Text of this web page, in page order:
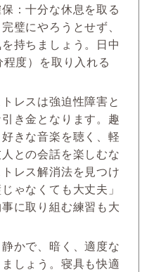
：十分な休息を取る
璧にやろうとせず、
持ちましょう。日中
度）を取り入れる
レスは強迫性障害と
き金となります。趣
きな音楽を聴く、軽
との会話を楽しむな
レス解消法を見つけ
ゃなくても大丈夫」
に取り組む練習も大
かで、暗く、適度な
しょう。寝具も快適